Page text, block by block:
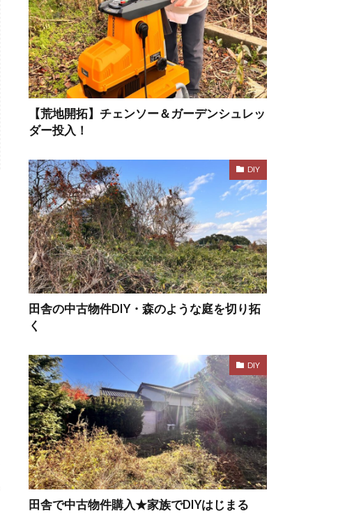
【荒地開拓】チェンソー＆ガーデンシュレッ
ダー投入！
DIY
田舎の中古物件DIY・森のような庭を切り拓
く
DIY
田舎で中古物件購入★家族でDIYはじまる